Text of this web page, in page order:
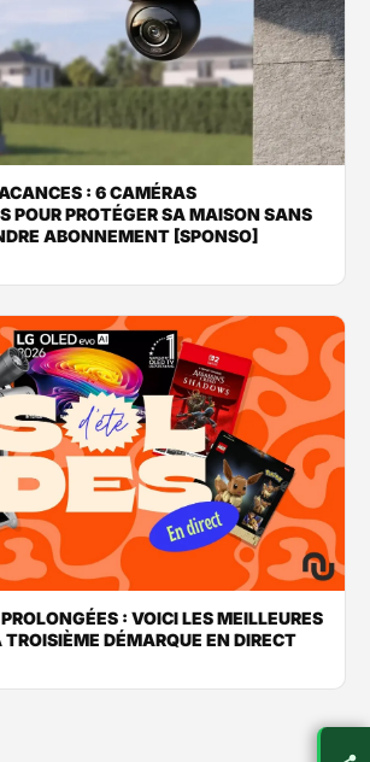
: 6 CAMÉRAS
POUR PROTÉGER SA MAISON SANS
ABONNEMENT [SPONSO]
: VOICI LES MEILLEURES
TROISIÈME DÉMARQUE EN DIRECT